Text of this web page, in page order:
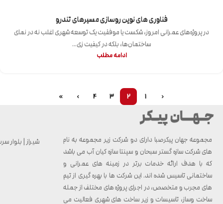
فناوری های نوین روسازی مسیرهای تندرو
در پروژه‌های عمرانی امروز، شکست یا موفقیت یک توسعه شهری اغلب نه در نمای
ساختمان‌ها، بلکه در کیفیت زی...
ادامه مطلب
‹
1
2
3
4
›
»
مجموعه جهان پیکرصبا دارای دو شرکت زیر مجموعه به نام
های شرکت سازه گستر سبحان و سپنتا سازه کیان آب می باشد
که با هدف ارائه خدمات برتر در زمینه های عمرانی و
ساختمانی تاسیس شده اند. این شرکت ها با بهره گیری از تیم
های مجرب و متخصص، در اجرای پروژه های مختلف از جمله
ساخت وساز، تاسیسات و زیر ساخت های شهری فعالیت می
شیراز | بلوار